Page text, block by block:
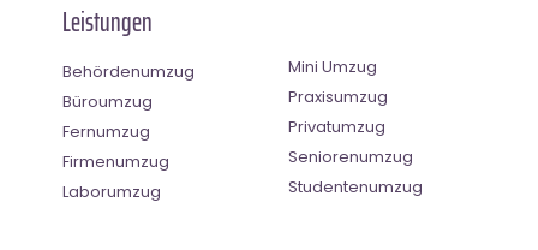
Leistungen
Behördenumzug
Büroumzug
Fernumzug
Firmenumzug
Laborumzug
Mini Umzug
Praxisumzug
Privatumzug
Seniorenumzug
Studentenumzug